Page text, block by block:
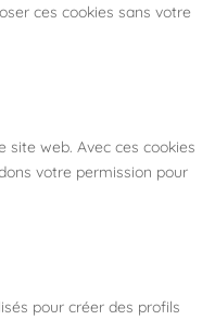
ces cookies sans votre
site web. Avec ces cookies
votre permission pour
pour créer des profils